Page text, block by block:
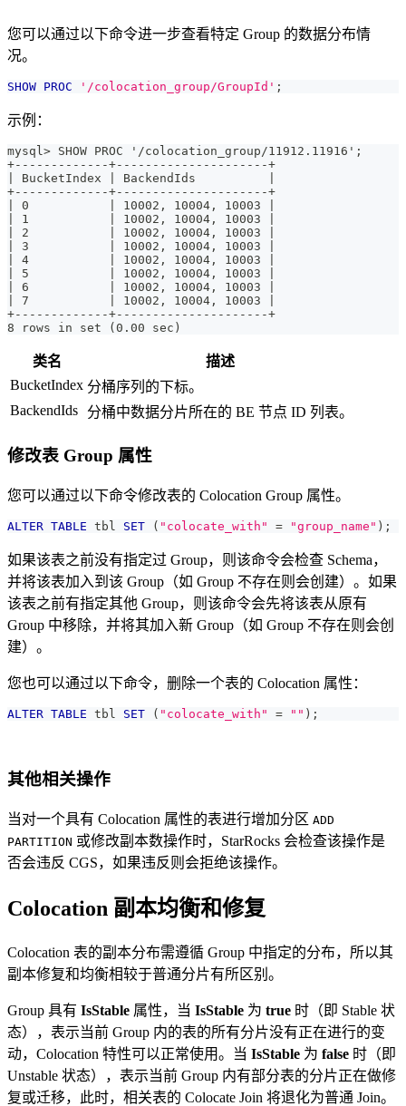
您可以通过以下命令进一步查看特定 Group 的数据分布情
况。
SHOW PROC '/colocation_group/GroupId' ;
示例：
mysql> SHOW PROC '/colocation_group/11912.11916';
+-------------+---------------------+
| BucketIndex | BackendIds          |
+-------------+---------------------+
| 0           | 10002, 10004, 10003 |
| 1           | 10002, 10004, 10003 |
| 2           | 10002, 10004, 10003 |
| 3           | 10002, 10004, 10003 |
| 4           | 10002, 10004, 10003 |
| 5           | 10002, 10004, 10003 |
| 6           | 10002, 10004, 10003 |
| 7           | 10002, 10004, 10003 |
+-------------+---------------------+
8 rows in set (0.00 sec)
类名
描述
BucketIndex 分桶序列的下标。
BackendIds
分桶中数据分片所在的 BE 节点 ID 列表。
修改表 Group 属性
您可以通过以下命令修改表的 Colocation Group 属性。
ALTER TABLE tbl SET ( "colocate_with" = "group_name" ) ;
如果该表之前没有指定过 Group，则该命令会检查 Schema，
并将该表加入到该 Group（如 Group 不存在则会创建）。如果
该表之前有指定其他 Group，则该命令会先将该表从原有
Group 中移除，并将其加入新 Group（如 Group 不存在则会创
建）。
您也可以通过以下命令，删除一个表的 Colocation 属性：
ALTER TABLE tbl SET ( "colocate_with" = "" ) ;
其他相关操作
当对一个具有 Colocation 属性的表进行增加分区 ADD
PARTITION 或修改副本数操作时，StarRocks 会检查该操作是
否会违反 CGS，如果违反则会拒绝该操作。
Colocation 副本均衡和修复
Colocation 表的副本分布需遵循 Group 中指定的分布，所以其
副本修复和均衡相较于普通分片有所区别。
Group 具有 IsStable 属性，当 IsStable 为 true 时（即 Stable 状
态），表示当前 Group 内的表的所有分片没有正在进行的变
动，Colocation 特性可以正常使用。当 IsStable 为 false 时（即
Unstable 状态），表示当前 Group 内有部分表的分片正在做修
复或迁移，此时，相关表的 Colocate Join 将退化为普通 Join。